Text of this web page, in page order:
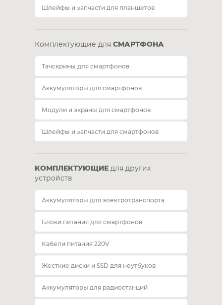
Шлейфы и запчасти для планшетов
Комплектующие для СМАРТФОНА
Тачскрины для смартфонов
Аккумуляторы для смартфонов
Модули и экраны для смартфонов
Шлейфы и запчасти для смартфонов
КОМПЛЕКТУЮЩИЕ для других
устройств
Аккумуляторы для электротранспорта
Блоки питания для смартфонов
Кабели питания 220V
Жесткие диски и SSD для ноутбуков
Аккумуляторы для радиостанций